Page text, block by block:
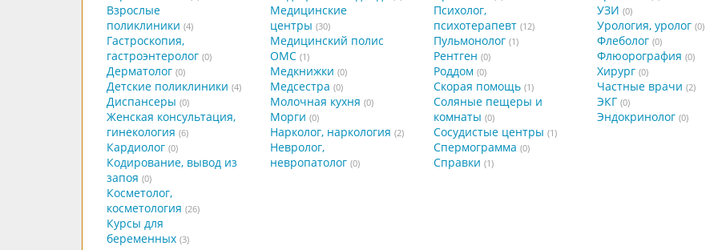
Взрослые
поликлиники (4)
Гастроскопия,
гастроэнтеролог (0)
Дерматолог (0)
Детские поликлиники (4)
Диспансеры (0)
Женская консультация,
гинекология (6)
Кардиолог (0)
Кодирование, вывод из
запоя (0)
Косметолог,
косметология (26)
Курсы для
беременных (3)
Медицинские
центры (30)
Медицинский полис
ОМС (1)
Медкнижки (0)
Медсестра (0)
Молочная кухня (0)
Морги (0)
Нарколог, наркология (2)
Невролог,
невропатолог (0)
Психолог,
психотерапевт (12)
Пульмонолог (1)
Рентген (0)
Роддом (0)
Скорая помощь (1)
Соляные пещеры и
комнаты (0)
Сосудистые центры (1)
Спермограмма (0)
Справки (1)
УЗИ (0)
Урология, уролог (0)
Флеболог (0)
Флюорография (0)
Хирург (0)
Частные врачи (2)
ЭКГ (0)
Эндокринолог (0)